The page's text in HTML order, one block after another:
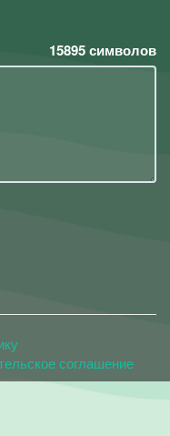
15895символов
соглашение